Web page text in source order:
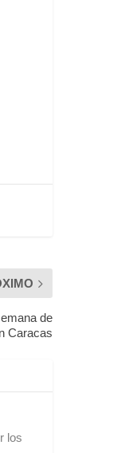
de
Caracas
los